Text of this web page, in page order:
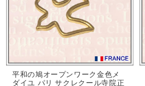
平和の鳩オープンワーク金色メ
ダイユ パリ サクレクール寺院正